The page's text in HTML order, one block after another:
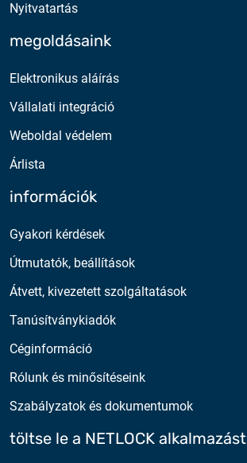
Nyitvatartás
megoldásaink
Elektronikus aláírás
Vállalati integráció
Weboldal védelem
Árlista
információk
Gyakori kérdések
Útmutatók, beállítások
Átvett, kivezetett szolgáltatások
Tanúsítványkiadók
Céginformáció
Rólunk és minősítéseink
Szabályzatok és dokumentumok
töltse le a NETLOCK alkalmazást